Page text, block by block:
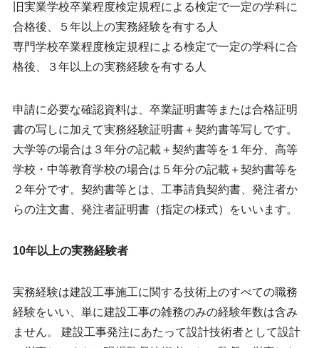
旧実業学校卒業程度検定規程による検定で一定の学科に
合格後、５年以上の実務経験を有する人
専門学校卒業程度検定規程による検定で一定の学科に合
格後、３年以上の実務経験を有する人
申請に必要な確認資料は、卒業証明書等または合格証明
書の写しに加えて実務経験証明書＋契約書等写しです。
大学等の場合は３年分の記載＋契約書等を１年分、高等
学校・中等教育学校の場合は５年分の記載＋契約書等を
２年分です。契約書等とは、工事請負契約書、発注者か
らの注文書、発注者証明書（指定の様式）をいいます。
10年以上の実務経験者
実務経験は建設工事施工に関する技術上のすべての職務
経験をいい、単に建設工事の雑務のみの経験年数は含み
ません。 建設工事発注にあたって設計技術者として設計